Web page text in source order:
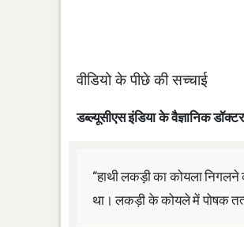
वीडियो के पीछे की सच्चाई
डब्ल्यूसीएस इंडिया के वैज्ञानिक
“हाथी लकड़ी का कोयला निगलने
था। लकड़ी के कोयले में पोषक